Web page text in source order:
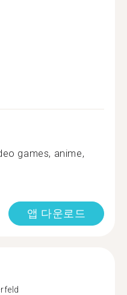
games, anime,
앱 다운로드